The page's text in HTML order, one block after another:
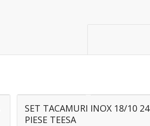
SET TACAMURI INOX 18/10 24
PIESE TEESA